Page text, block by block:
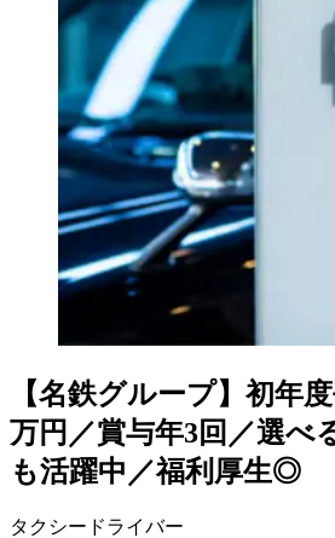
【名鉄グループ】初年
万円／賞与年3回／選べ
も活躍中／福利厚生◎
タクシードライバー